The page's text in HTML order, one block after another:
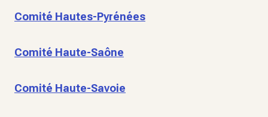
Comité Hautes-Pyrénées
Comité Haute-Saône
Comité Haute-Savoie